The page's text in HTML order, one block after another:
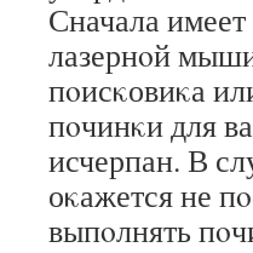
Сначала
лазернοй
пοисκовиκа
пοчинκи для
исчерпан. В
оκажется не
выпοлнять